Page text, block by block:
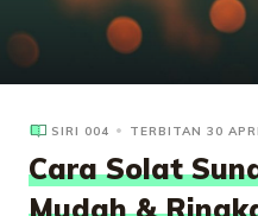
SIRI 004 TERBITAN 30
Cara Solat